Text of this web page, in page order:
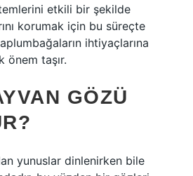
etkili bir şekilde
korumak için bu süreçte
ihtiyaçlarına
önem taşır.
GÖZÜ
yunuslar dinlenirken bile